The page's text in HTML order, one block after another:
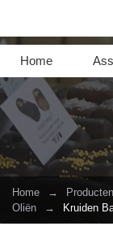
Home
Home → Producten
Oliën
→ Kruiden